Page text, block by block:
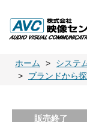
ホーム システ
ブランドから
プロジェクター天